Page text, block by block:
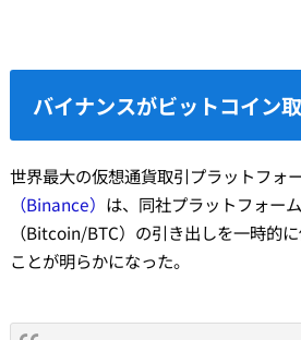
バイナンスがビットコイン
世界最大の仮想通貨取引プラットフォ
（Binance） は、同社プラットフォー
（Bitcoin/BTC）の引き出しを一時的
ことが明らかになった。